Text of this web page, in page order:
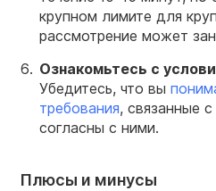
крупном лимите для
рассмотрение может
Ознакомьтесь с
Убедитесь, что вы
требования, связанные
согласны с ними.
Плюсы и минусы